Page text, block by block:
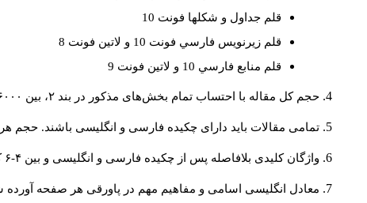
قلم جداول و شكلها فونت 10
قلم زيرنويس فارسي فونت 10 و لاتين فونت 8
قلم منابع فارسي 10 و لاتين فونت 9
حجم کل مقاله با احتساب تمام بخش‌های مذکور در بند ۲، بین ۶۰۰۰ تا ۸۰۰۰کلمه باشد.
تمامی مقالات باید دارای چکیده فارسی و انگلیسی باشند. حجم هر دو چکیده کمتر از ۲۰۰ و
واژگان کلیدی بلافاصله پس از چکیده فارسی و انگلیسی و بین ۴-۶ کلمه نوشته شود.
معادل انگلیسی اسامی و مفاهیم مهم در پاورقی هر صفحه آورده